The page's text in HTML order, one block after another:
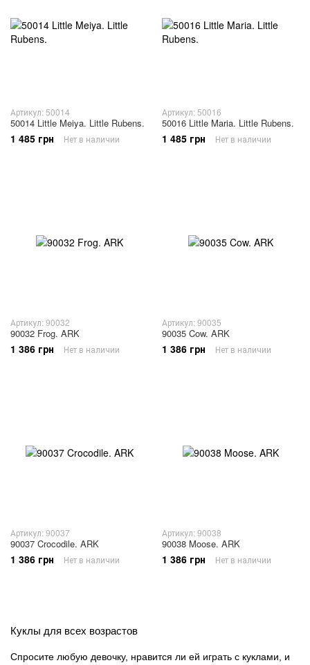
Артикул: 50014
50014 Little Meiya. Little Rubens.
1 485 грн Нет в наличии
Артикул: 50016
50016 Little Maria. Little Rubens.
1 485 грн Нет в наличии
Артикул: 90032
90032 Frog. ARK
1 386 грн Нет в наличии
Артикул: 90035
90035 Cow. ARK
1 386 грн Нет в наличии
Артикул: 90037
90037 Crocodile. ARK
1 386 грн Нет в наличии
Артикул: 90038
90038 Moose. ARK
1 386 грн Нет в наличии
Куклы для всех возрастов
Спросите любую девочку, нравится ли ей играть с куклами, и